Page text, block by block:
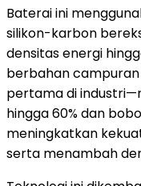
Baterai ini
silikon-karbon
densitas energi
berbahan
pertama di
hingga 60% dan
meningkatkan
serta menambah